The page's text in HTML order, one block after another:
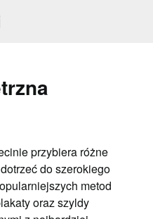
przybiera różne
do szerokiego
metod
oraz szyldy